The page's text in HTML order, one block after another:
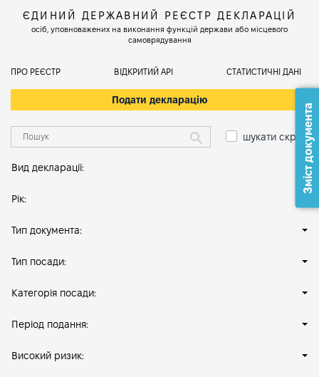
ЄДИНИЙ ДЕРЖАВНИЙ РЕЄСТР ДЕКЛАРАЦІЙ
осіб, уповноважених на виконання функцій держави або місцевого
самоврядування
ПРО РЕЄСТР ВІДКРИТИЙ АРІ СТАТИСТИЧНІ ДАНІ
Подати декларацію
шукати скрізь
Вид декларації:
Рік:
Тип документа:
Тип посади:
Категорія посади:
Період подання:
Високий ризик:
Зміст документа